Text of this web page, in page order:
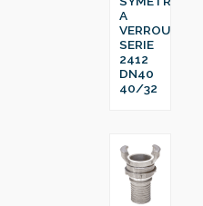
A
VERROU
SERIE
2412
DN40
40/32